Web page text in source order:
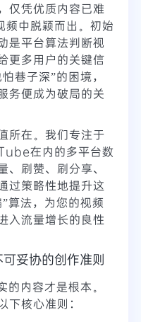
仅凭优质内容已难
中脱颖而出。初始
是平台算法判断视
更多用户的关键信
巷子深”的困境，
务便成为破局的关
所在。我们专注于
在内的多平台数
、刷赞、刷分享、
过策略性地提升这
算法，为您的视频
入流量增长的良性
妥协的创作准则
的内容才是根本。
下核心准则：